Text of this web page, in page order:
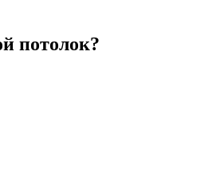
потолок?